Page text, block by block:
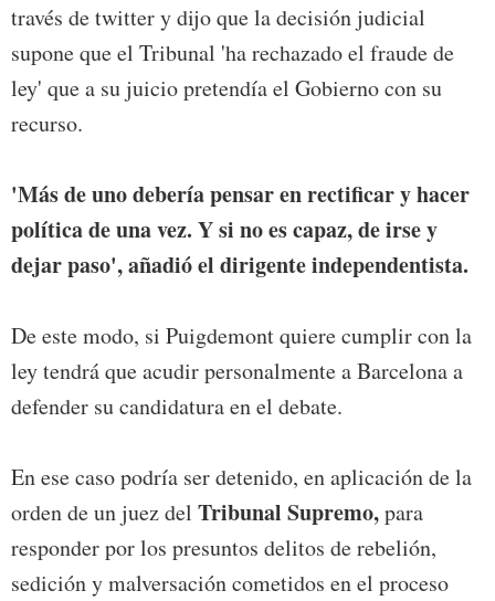
través de twitter y dijo que la decisión judicial
supone que el Tribunal 'ha rechazado el fraude de
ley' que a su juicio pretendía el Gobierno con su
recurso.
'Más de uno debería pensar en rectificar y hacer
política de una vez. Y si no es capaz, de irse y
dejar paso', añadió el dirigente independentista.
De este modo, si Puigdemont quiere cumplir con la
ley tendrá que acudir personalmente a Barcelona a
defender su candidatura en el debate.
En ese caso podría ser detenido, en aplicación de la
orden de un juez del Tribunal Supremo,para
responder por los presuntos delitos de rebelión,
sedición y malversación cometidos en el proceso